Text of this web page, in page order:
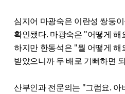
심지어 마광숙은 이란성 쌍둥
확인됐다. 마광숙은 "어떻게 해
하지만 한동석은 "뭘 어떻게 해
받았으니까 두 배로 기뻐하면
산부인과 전문의는 "그럼요. 아